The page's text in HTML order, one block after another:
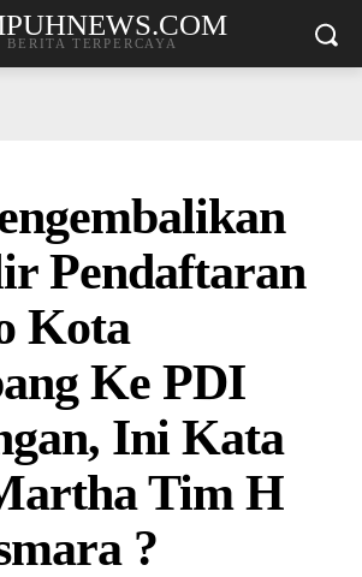
BERITA TERPERCAYA
Pendaftaran
Kota
Ke PDI
Ini Kata
Tim H
?